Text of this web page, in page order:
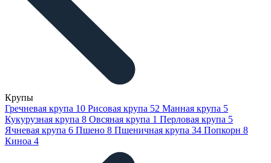
Крупы
Гречневая крупа 10 Рисовая крупа 52 Манная крупа 5
Кукурузная крупа 8 Овсяная крупа 1 Перловая крупа 5
Ячневая крупа 6 Пшено 8 Пшеничная крупа 34 Попкорн 8
Киноа 4